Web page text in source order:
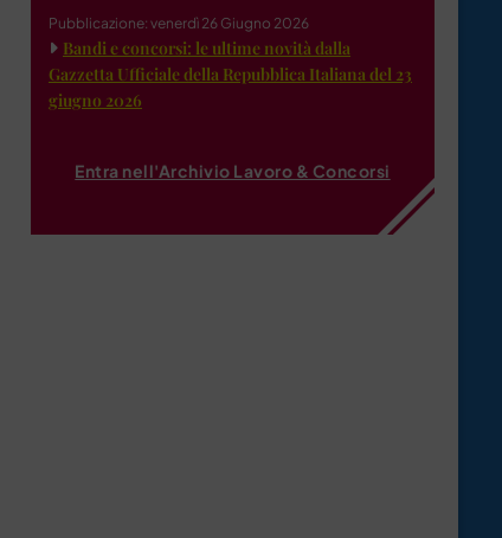
Pubblicazione: venerdì 26 Giugno 2026
Bandi e concorsi: le ultime novità dalla
Gazzetta Ufficiale della Repubblica Italiana del 23
giugno 2026
Entra nell'Archivio Lavoro & Concorsi